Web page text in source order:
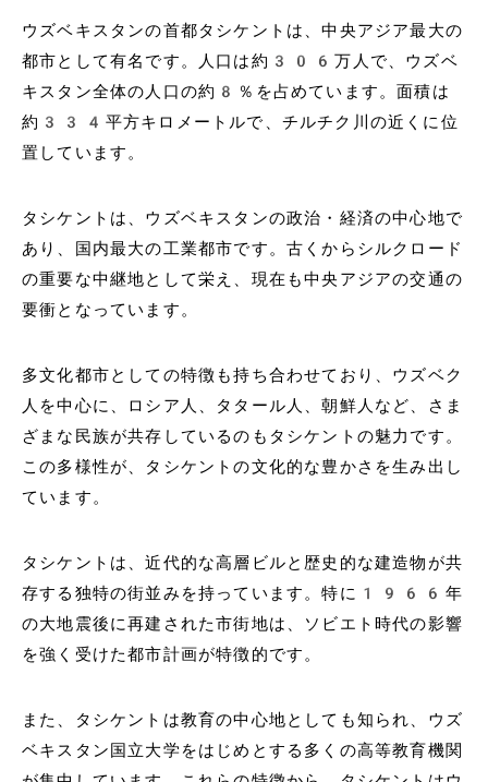
ウズベキスタンの首都タシケントは、中央アジア最大の
都市として有名です。人口は約306万人で、ウズベ
キスタン全体の人口の約8％を占めています。面積は
約334平方キロメートルで、チルチク川の近くに位
置しています。
タシケントは、ウズベキスタンの政治・経済の中心地で
あり、国内最大の工業都市です。古くからシルクロード
の重要な中継地として栄え、現在も中央アジアの交通の
要衝となっています。
多文化都市としての特徴も持ち合わせており、ウズベク
人を中心に、ロシア人、タタール人、朝鮮人など、さま
ざまな民族が共存しているのもタシケントの魅力です。
この多様性が、タシケントの文化的な豊かさを生み出し
ています。
タシケントは、近代的な高層ビルと歴史的な建造物が共
存する独特の街並みを持っています。特に1966年
の大地震後に再建された市街地は、ソビエト時代の影響
を強く受けた都市計画が特徴的です。
また、タシケントは教育の中心地としても知られ、ウズ
ベキスタン国立大学をはじめとする多くの高等教育機関